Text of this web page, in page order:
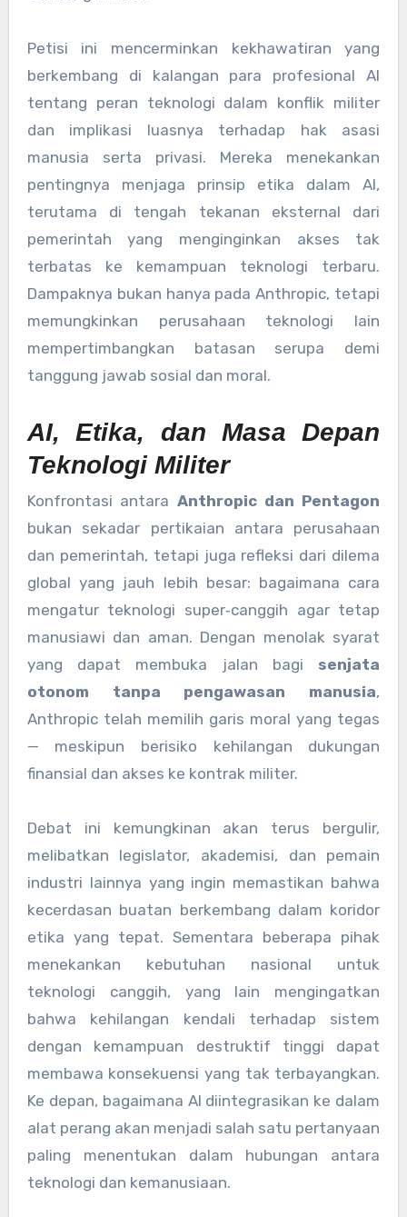
Petisi ini mencerminkan kekhawatiran yang
berkembang di kalangan para profesional AI
tentang peran teknologi dalam konflik militer
dan implikasi luasnya terhadap hak asasi
manusia serta privasi. Mereka menekankan
pentingnya menjaga prinsip etika dalam AI,
terutama di tengah tekanan eksternal dari
pemerintah yang menginginkan akses tak
terbatas ke kemampuan teknologi terbaru.
Dampaknya bukan hanya pada Anthropic, tetapi
memungkinkan perusahaan teknologi lain
mempertimbangkan batasan serupa demi
tanggung jawab sosial dan moral.
AI, Etika, dan Masa Depan
Teknologi Militer
Konfrontasi antara Anthropic dan Pentagon
bukan sekadar pertikaian antara perusahaan
dan pemerintah, tetapi juga refleksi dari dilema
global yang jauh lebih besar: bagaimana cara
mengatur teknologi super‑canggih agar tetap
manusiawi dan aman. Dengan menolak syarat
yang dapat membuka jalan bagi senjata
otonom tanpa pengawasan manusia,
Anthropic telah memilih garis moral yang tegas
— meskipun berisiko kehilangan dukungan
finansial dan akses ke kontrak militer.
Debat ini kemungkinan akan terus bergulir,
melibatkan legislator, akademisi, dan pemain
industri lainnya yang ingin memastikan bahwa
kecerdasan buatan berkembang dalam koridor
etika yang tepat. Sementara beberapa pihak
menekankan kebutuhan nasional untuk
teknologi canggih, yang lain mengingatkan
bahwa kehilangan kendali terhadap sistem
dengan kemampuan destruktif tinggi dapat
membawa konsekuensi yang tak terbayangkan.
Ke depan, bagaimana AI diintegrasikan ke dalam
alat perang akan menjadi salah satu pertanyaan
paling menentukan dalam hubungan antara
teknologi dan kemanusiaan.